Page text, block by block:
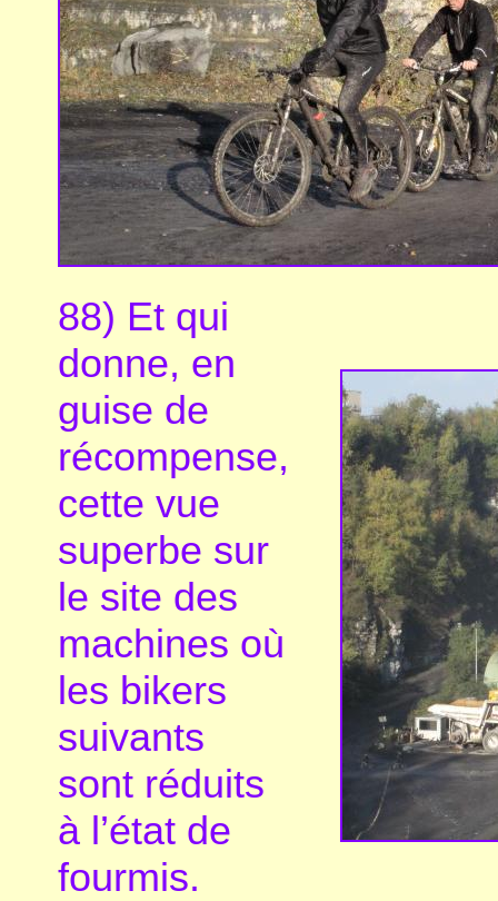
88) Et qui
donne, en
guise de
récompense,
cette vue
superbe sur
le site des
machines où
les bikers
suivants
sont réduits
à l’état de
fourmis.